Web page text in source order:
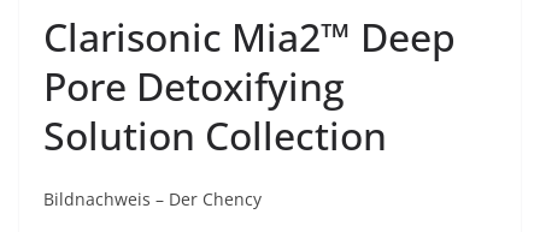
Clarisonic Mia2™ Deep
Pore Detoxifying
Solution Collection
Bildnachweis – Der Chency